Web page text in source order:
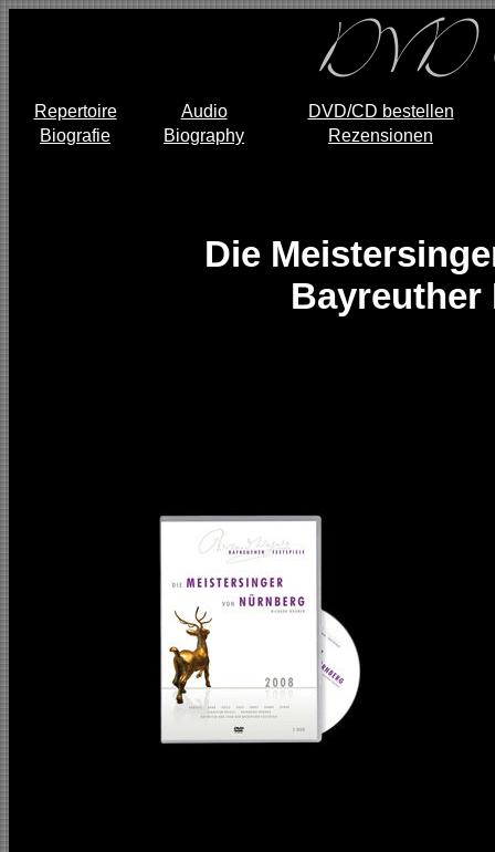
Repertoire Audio
DVD/CD bestellen
Biografie
Biography Rezensionen
Die
Bayreuther